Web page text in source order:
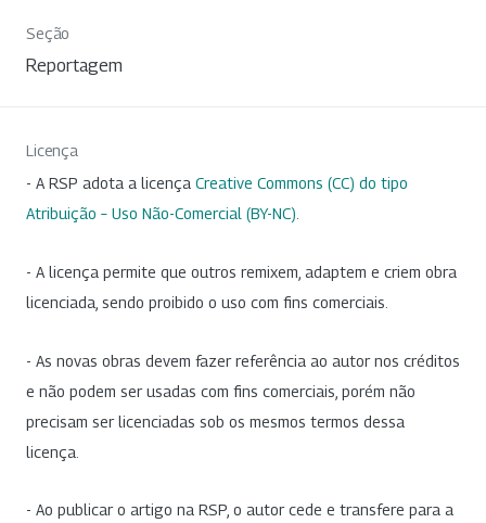
Seção
Reportagem
Licença
- A RSP adota a licença Creative Commons (CC) do tipo
Atribuição – Uso Não-Comercial (BY-NC).
- A licença permite que outros remixem, adaptem e criem obra
licenciada, sendo proibido o uso com fins comerciais.
- As novas obras devem fazer referência ao autor nos créditos
e não podem ser usadas com fins comerciais, porém não
precisam ser licenciadas sob os mesmos termos dessa
licença.
- Ao publicar o artigo na RSP, o autor cede e transfere para a